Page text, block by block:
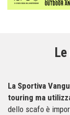
La Sportiva
touring ma
dello scafo è